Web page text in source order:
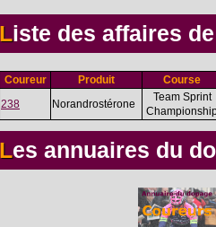
Liste des affaires
Coureur Produit
Course
238
Norandrostérone
Team Sprint
Les annuaires du